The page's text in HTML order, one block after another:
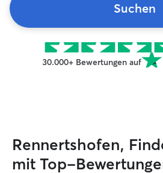
Suchen
30.000+ Bewertungen auf
Rennertshofen,
mit Top-